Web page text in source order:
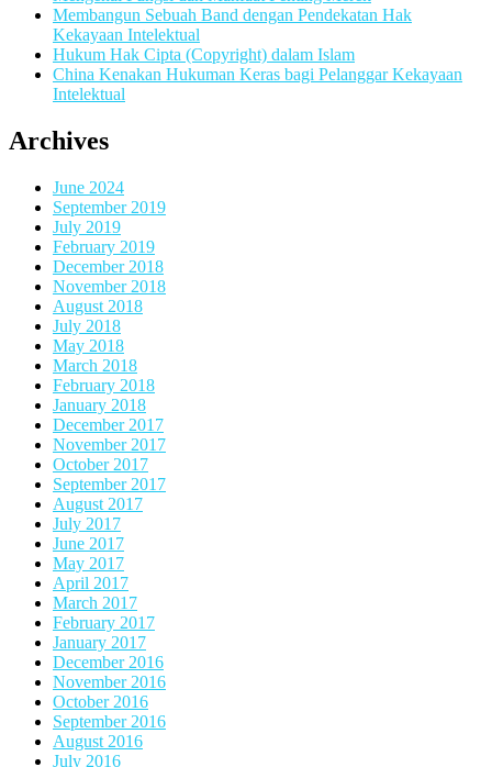
Membangun Sebuah Band dengan Pendekatan Hak
Kekayaan Intelektual
Hukum Hak Cipta (Copyright) dalam Islam
China Kenakan Hukuman Keras bagi Pelanggar Kekayaan
Intelektual
Archives
June 2024
September 2019
July 2019
February 2019
December 2018
November 2018
August 2018
July 2018
May 2018
March 2018
February 2018
January 2018
December 2017
November 2017
October 2017
September 2017
August 2017
July 2017
June 2017
May 2017
April 2017
March 2017
February 2017
January 2017
December 2016
November 2016
October 2016
September 2016
August 2016
July 2016